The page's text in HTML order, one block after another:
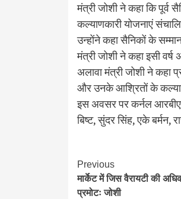
मंत्री जोशी ने कहा कि पूर्व
कल्याणकारी योजनाएं
उन्होंने कहा सैनिकों के
मंत्री जोशी ने कहा इसी
अलावा मंत्री जोशी ने कहा
और उनके आश्रितों के
इस अवसर पर कर्नल
बिष्ट, सुंदर सिंह, एके
Continue
Reading
Previous
मार्केट में जिस वैरायटी की
प्रमोटः जोशी